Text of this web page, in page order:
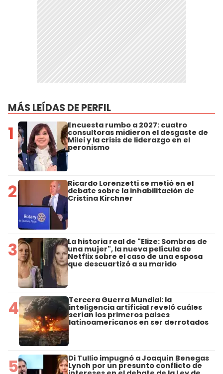
MÁS LEÍDAS DE PERFIL
1 Encuesta rumbo a 2027: cuatro
consultoras midieron el desgaste de
Milei y la crisis de liderazgo en el
peronismo
2 Ricardo Lorenzetti se metió en el
debate sobre la inhabilitación de
Cristina Kirchner
3 La historia real de "Elize: Sombras de
una mujer", la nueva película de
Netflix sobre el caso de una esposa
que descuartizó a su marido
4 Tercera Guerra Mundial: la
inteligencia artificial reveló cuáles
serían los primeros países
latinoamericanos en ser derrotados
5 Di Tullio impugnó a Joaquín Benegas
Lynch por un presunto conflicto de